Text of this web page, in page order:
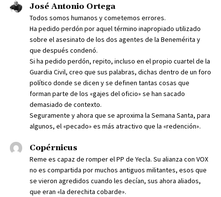
José Antonio Ortega
Todos somos humanos y cometemos errores.
Ha pedido perdón por aquel término inapropiado utilizado
sobre el asesinato de los dos agentes de la Benemérita y
que después condenó.
Si ha pedido perdón, repito, incluso en el propio cuartel de la
Guardia Civil, creo que sus palabras, dichas dentro de un foro
político donde se dicen y se definen tantas cosas que
forman parte de los «gajes del oficio» se han sacado
demasiado de contexto.
Seguramente y ahora que se aproxima la Semana Santa, para
algunos, el «pecado» es más atractivo que la «redención».
Copérnicus
Reme es capaz de romper el PP de Yecla. Su alianza con VOX
no es compartida por muchos antiguos militantes, esos que
se vieron agredidos cuando les decían, sus ahora aliados,
que eran «la derechita cobarde».